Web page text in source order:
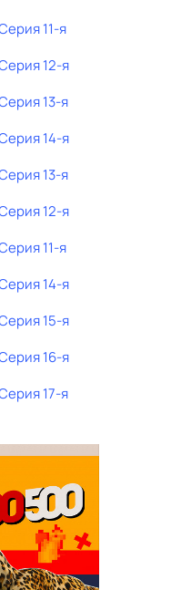
11-я
12-я
13-я
14-я
13-я
12-я
11-я
14-я
15-я
16-я
17-я